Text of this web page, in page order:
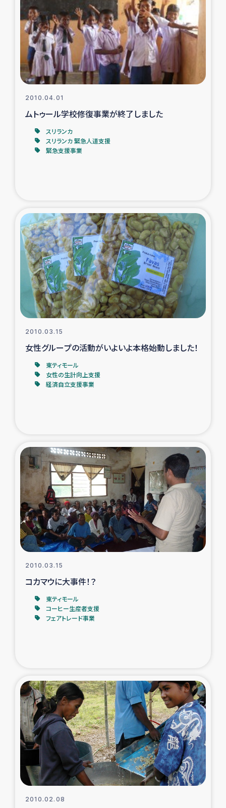
トルコ・シリア地震被災者支援
デニヤヤ小規模紅茶農家支援
コーヒー生産者支援
アイナロ県マウベシ郡でのコーヒー畑改善事業
ベイルート大規模爆発被災者支援
2010.04.01
ムトゥール学校修復事業が終了しました
スリランカ
スリランカ 緊急人道支援
緊急支援事業
2010.03.15
女性グループの活動がいよいよ本格始動しました！
東ティモール
女性の生計向上支援
経済自立支援事業
2010.03.15
コカマウに大事件！？
東ティモール
コーヒー生産者支援
フェアトレード事業
2010.02.08